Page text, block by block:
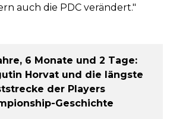
auch die PDC verändert."
6 Monate und 2 Tage:
Horvat und die längste
der Players
Geschichte